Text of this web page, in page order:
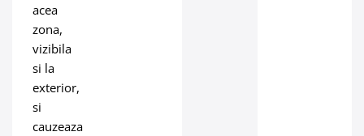
acea
zona,
vizibila
si la
exterior,
si
cauzeaza